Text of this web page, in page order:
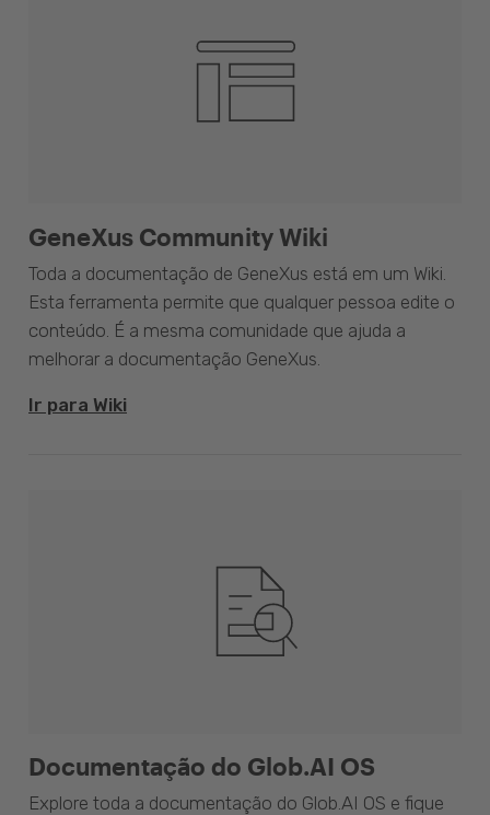
GeneXus Community Wiki
Toda a documentação de GeneXus está em um Wiki.
Esta ferramenta permite que qualquer pessoa edite o
conteúdo. É a mesma comunidade que ajuda a
melhorar a documentação GeneXus.
Ir para Wiki
Documentação do Glob.AI OS
Explore toda a documentação do Glob.AI OS e fique